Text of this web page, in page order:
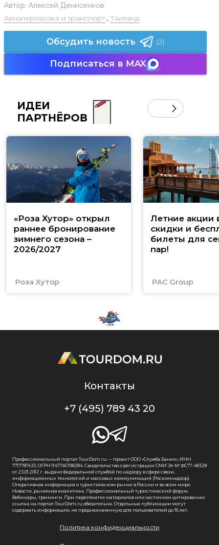
Автор: Алексей Денисенков
Авиаперевозка и транспорт, Таиланд
Обсудить новость (2)
Подписаться в MAX
ИДЕИ
ПАРТНЁРОВ
«Роза Хутор» открыл
раннее бронирование
зимнего сезона –
2026/2027
Роза Хутор
Летние акции
скидки и
билеты для
пар!
PAC Group
Контакты
+7 (495) 789 43 20
Профессиональный портал TourDom.ru — проект ООО «Служба Банко», ИНН
7717787433, ОГРН 1147746708284. Свидетельство о регистрации СМИ Эл № ФС77-48328
от 23.01.2012 г. выдано Федеральной службой по надзору в сфере связи,
информационных технологий и массовых коммуникаций (Роскомнадзор).
Оперативная информация о туристическом рынке в России и во всем мире.
Новости, рыночная аналитика. Профессиональный туристический форум.
Вебинары, тренинги. При перепечатке материалов или частичном цитировании
ссылка на портал TourDom.ru обязательна. Отдельные публикации могут
содержать информацию, не предназначенную для пользователей до 16 лет.
Политика конфиденциальности